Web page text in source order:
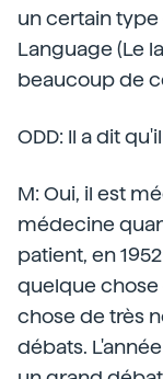
un certain type
Language (Le
beaucoup de
ODD: Il a dit
M: Oui, il est
médecine
patient, en
quelque chose
chose de très
débats.